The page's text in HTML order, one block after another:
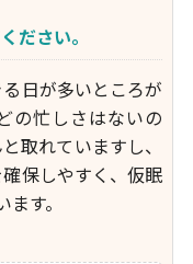
ださい。
日が多いところが
の忙しさはないの
取れていますし、
保しやすく、仮眠
す。